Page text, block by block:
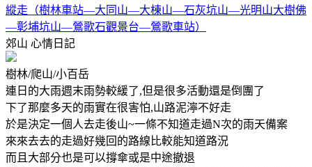
縱走（樹林車站—大同山—大棟山—石灰坑山—光明山大樹佛
—彰埔坑山—鶯歌石觀景台—鶯歌車站）
郊山 心情日記
樹林/爬山/小百岳
連日的大雨週末雨勢較緩了,但是很多活動還是倒團了
下了那麼多天的雨實在很害怕,山路泥濘不好走
於是決定一個人去走後山~一條不知道走過N次的雨天備案
來來去去的走過好幾回的路線比較能知道路況
而且大部分也是可以撐傘或是中途撤退